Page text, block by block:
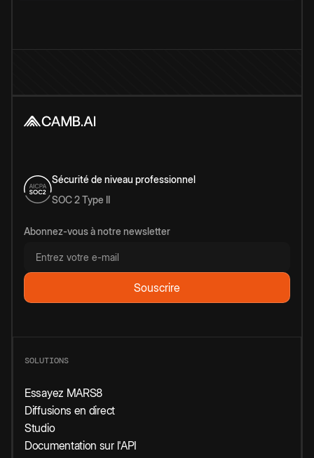
Sécurité de niveau professionnel
SOC 2 Type II
Abonnez-vous à notre newsletter
SOLUTIONS
Essayez MARS8
Diffusions en direct
Studio
Documentation sur l'API